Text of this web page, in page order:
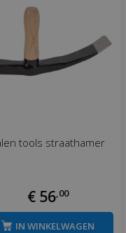
tools straathamer
€ 56 00
IN WINKELWAGEN